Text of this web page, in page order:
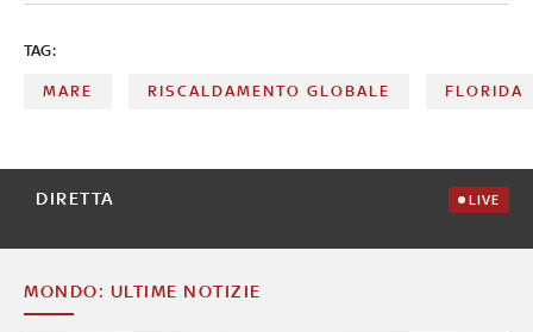
TAG:
MARE RISCALDAMENTO GLOBALE FLORIDA
DIRETTA LIVE
MONDO: ULTIME NOTIZIE